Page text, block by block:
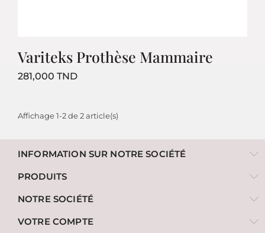
Variteks Prothèse Mammaire
281,000 TNDPrix
Affichage 1-2 de 2 article(s)
INFORMATION SUR NOTRE SOCIÉTÉ
PRODUITS
NOTRE SOCIÉTÉ
VOTRE COMPTE